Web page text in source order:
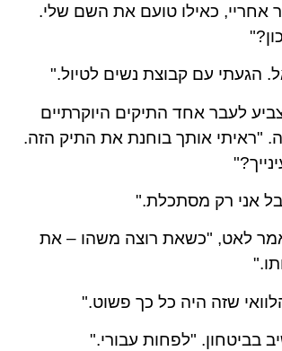
אחריי, כאילו טועם את השם שלי.
הגעתי עם קבוצת נשים לטיול."
לעבר אחד התיקים היוקרתיים
"ראיתי אותך בוחנת את התיק הזה.
אני רק מסתכלת."
לאט, "כשאת רוצה משהו – את
שזה היה כל כך פשוט."
בביטחון. "לפחות עבורי."